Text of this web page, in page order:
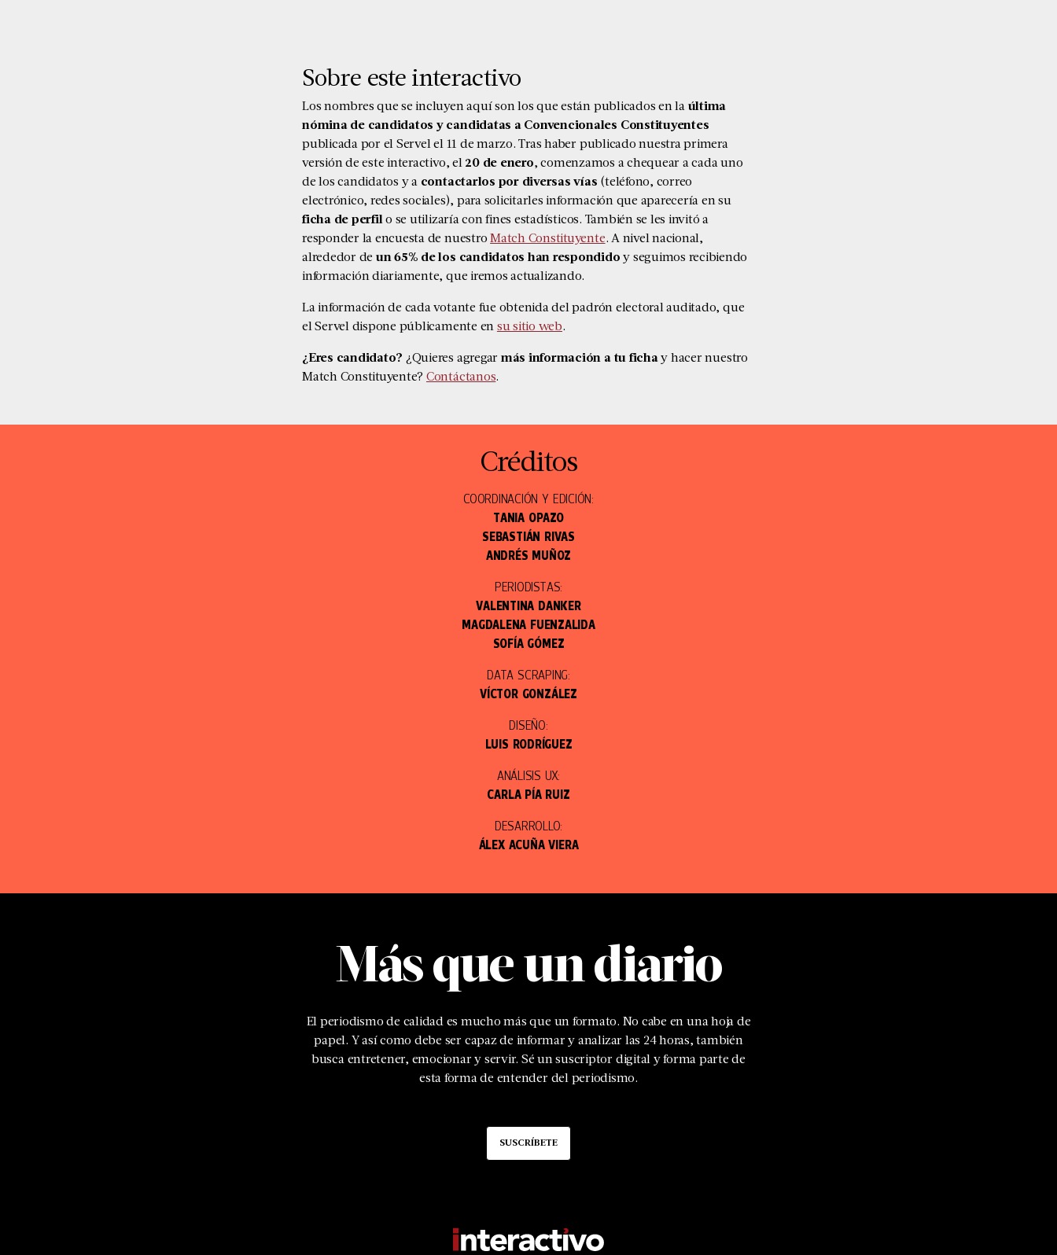
Sobre este interactivo
Los nombres que se incluyen aquí son los que están publicados en la última
nómina de candidatos y candidatas a Convencionales Constituyentes
publicada por el Servel el 11 de marzo. Tras haber publicado nuestra primera
versión de este interactivo, el 20 de enero, comenzamos a chequear a cada uno
de los candidatos y a contactarlos por diversas vías (teléfono, correo
electrónico, redes sociales), para solicitarles información que aparecería en su
ficha de perfilo se utilizaría con fines estadísticos. También se les invitó a
responder la encuesta de nuestro Match Constituyente. A nivel nacional,
alrededor de un 65% de los candidatos han respondido y seguimos recibiendo
información diariamente, que iremos actualizando.
La información de cada votante fue obtenida del padrón electoral auditado, que
el Servel dispone públicamente en su sitio web.
¿Eres candidato? ¿Quieres agregar más información a tu fichay hacer nuestro
Match Constituyente? Contáctanos.
Créditos
COORDINACIÓN Y EDICIÓN:
TANIA OPAZO
SEBASTIÁN RIVAS
ANDRÉS MUÑOZ
PERIODISTAS:
VALENTINA DANKER
MAGDALENA FUENZALIDA
SOFÍA GÓMEZ
DATA SCRAPING:
VÍCTOR GONZÁLEZ
DISEÑO:
LUIS RODRÍGUEZ
ANÁLISIS UX:
CARLA PÍA RUIZ
DESARROLLO:
ÁLEX ACUÑA VIERA
Más que un diario
El periodismo de calidad es mucho más que un formato. No cabe en una hoja de
papel. Y así como debe ser capaz de informar y analizar las 24 horas, también
busca entretener, emocionar y servir. Sé un suscriptor digital y forma parte de
esta forma de entender del periodismo.
SUSCRÍBETE